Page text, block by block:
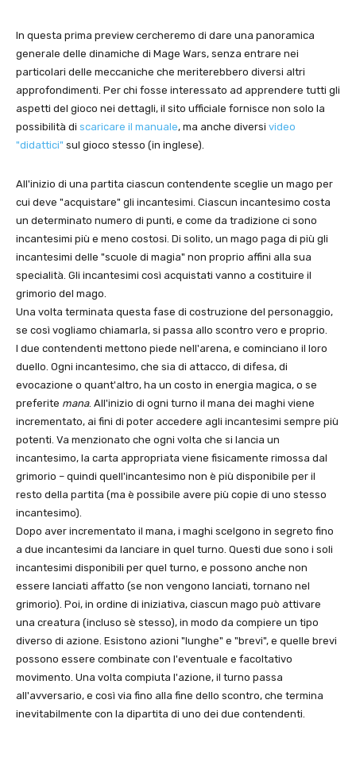
In questa prima preview cercheremo di dare una panoramica
generale delle dinamiche di Mage Wars, senza entrare nei
particolari delle meccaniche che meriterebbero diversi altri
approfondimenti. Per chi fosse interessato ad apprendere tutti gli
aspetti del gioco nei dettagli, il sito ufficiale fornisce non solo la
possibilità di scaricare il manuale, ma anche diversi video
"didattici" sul gioco stesso (in inglese).
All'inizio di una partita ciascun contendente sceglie un mago per
cui deve "acquistare" gli incantesimi. Ciascun incantesimo costa
un determinato numero di punti, e come da tradizione ci sono
incantesimi più e meno costosi. Di solito, un mago paga di più gli
incantesimi delle "scuole di magia" non proprio affini alla sua
specialità. Gli incantesimi così acquistati vanno a costituire il
grimorio del mago.
Una volta terminata questa fase di costruzione del personaggio,
se così vogliamo chiamarla, si passa allo scontro vero e proprio.
I due contendenti mettono piede nell'arena, e cominciano il loro
duello. Ogni incantesimo, che sia di attacco, di difesa, di
evocazione o quant'altro, ha un costo in energia magica, o se
preferite mana. All'inizio di ogni turno il mana dei maghi viene
incrementato, ai fini di poter accedere agli incantesimi sempre più
potenti. Va menzionato che ogni volta che si lancia un
incantesimo, la carta appropriata viene fisicamente rimossa dal
grimorio – quindi quell'incantesimo non è più disponibile per il
resto della partita (ma è possibile avere più copie di uno stesso
incantesimo).
Dopo aver incrementato il mana, i maghi scelgono in segreto fino
a due incantesimi da lanciare in quel turno. Questi due sono i soli
incantesimi disponibili per quel turno, e possono anche non
essere lanciati affatto (se non vengono lanciati, tornano nel
grimorio). Poi, in ordine di iniziativa, ciascun mago può attivare
una creatura (incluso sè stesso), in modo da compiere un tipo
diverso di azione. Esistono azioni "lunghe" e "brevi", e quelle brevi
possono essere combinate con l'eventuale e facoltativo
movimento. Una volta compiuta l'azione, il turno passa
all'avversario, e così via fino alla fine dello scontro, che termina
inevitabilmente con la dipartita di uno dei due contendenti.